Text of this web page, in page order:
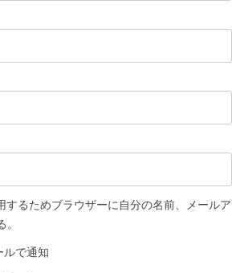
するためブラウザーに自分の名前、メールア
ルで通知